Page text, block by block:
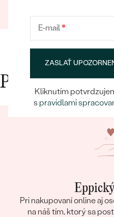
30.10.2023
Prečo
Pri nakupovaní online aj
na náš tím, ktorý sa
E-mail*
ZASLAŤ
Kliknutím
s pravidlami